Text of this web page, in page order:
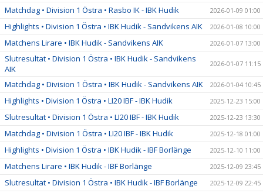
Matchdag • Division 1 Östra • Rasbo IK - IBK Hudik 2026-01-09 01:00
Highlights • Division 1 Östra • IBK Hudik - Sandvikens AIK 2026-01-08 10:00
Matchens Lirare • IBK Hudik - Sandvikens AIK 2026-01-07 13:00
Slutresultat • Division 1 Östra • IBK Hudik - Sandvikens
AIK
2026-01-07 11:15
Matchdag • Division 1 Östra • IBK Hudik - Sandvikens AIK 2026-01-04 10:45
Highlights • Division 1 Östra • LI20 IBF - IBK Hudik 2025-12-23 15:00
Slutresultat • Division 1 Östra • LI20 IBF - IBK Hudik 2025-12-23 13:30
Matchdag • Division 1 Östra • LI20 IBF - IBK Hudik 2025-12-18 01:00
Highlights • Division 1 Östra • IBK Hudik - IBF Borlänge 2025-12-10 11:00
Matchens Lirare • IBK Hudik - IBF Borlänge 2025-12-09 23:45
Slutresultat • Division 1 Östra • IBK Hudik - IBF Borlänge 2025-12-09 22:45